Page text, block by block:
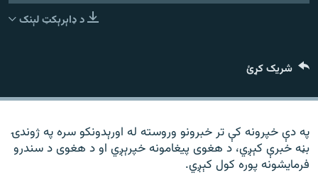
د ازادې اروپا راډیو ټولې ووبپاڼې
د ډاېرېکټ لېنک
شریک کړئ
په دې خپرونه کې تر خبرونو وروسته له اورېدونکو سره په ژوندۍ
بڼه خبرې کېږي، د هغوی پیغامونه خپرېږي او د هغوی د سندرو
فرمایشونه پوره کول کېږي.